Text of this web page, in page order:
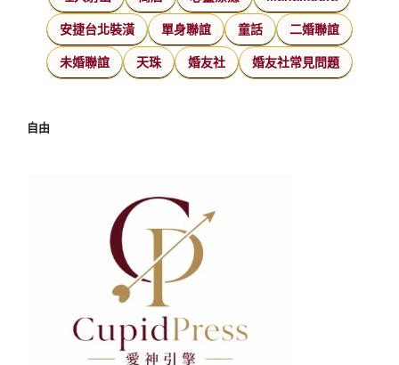
安捷台北裝潢 單身聯誼 童話 二婚聯誼
未婚聯誼 天珠 婚友社 婚友社常見問題
自由